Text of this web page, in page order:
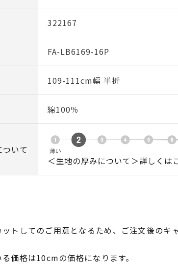
322167
FA-LB6169-16P
109-111cm幅 半折
綿100％
いて
＜生地の厚みについて＞詳しくは
ットしてのご用意となるため、ご注文後のキ
価格は10cmの価格になります。